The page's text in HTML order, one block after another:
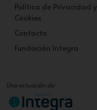
Política de Privacidad y
Cookies
Contacto
Fundación Integra
Una actuación de: